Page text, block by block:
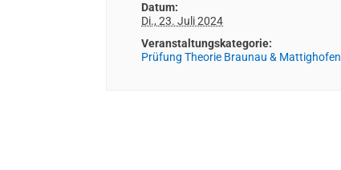
Datum:
Di., 23. Juli 2024
Veranstaltungskategorie:
Prüfung Theorie Braunau & Mattighofen